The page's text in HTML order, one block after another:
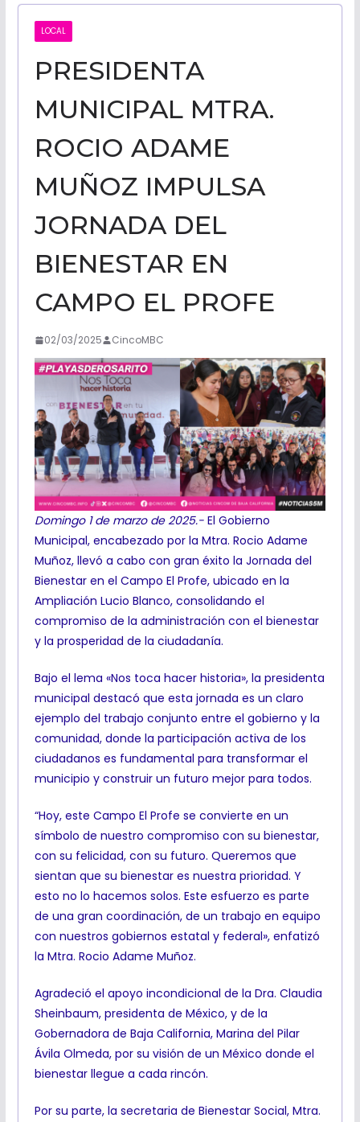
NOTICIAS
LOCAL
PRESIDENTA
MUNICIPAL MTRA.
ROCIO ADAME
MUÑOZ IMPULSA
JORNADA DEL
BIENESTAR EN
CAMPO EL PROFE
02/03/2025 CincoMBC
Domingo 1 de marzo de 2025.-El Gobierno
Municipal, encabezado por la Mtra. Rocio Adame
Muñoz, llevó a cabo con gran éxito la Jornada del
Bienestar en el Campo El Profe, ubicado en la
Ampliación Lucio Blanco, consolidando el
compromiso de la administración con el bienestar
y la prosperidad de la ciudadanía.
Bajo el lema «Nos toca hacer historia», la presidenta
municipal destacó que esta jornada es un claro
ejemplo del trabajo conjunto entre el gobierno y la
comunidad, donde la participación activa de los
ciudadanos es fundamental para transformar el
municipio y construir un futuro mejor para todos.
“Hoy, este Campo El Profe se convierte en un
símbolo de nuestro compromiso con su bienestar,
con su felicidad, con su futuro. Queremos que
sientan que su bienestar es nuestra prioridad. Y
esto no lo hacemos solos. Este esfuerzo es parte
de una gran coordinación, de un trabajo en equipo
con nuestros gobiernos estatal y federal», enfatizó
la Mtra. Rocio Adame Muñoz.
Agradeció el apoyo incondicional de la Dra. Claudia
Sheinbaum, presidenta de México, y de la
Gobernadora de Baja California, Marina del Pilar
Ávila Olmeda, por su visión de un México donde el
bienestar llegue a cada rincón.
Por su parte, la secretaria de Bienestar Social, Mtra.